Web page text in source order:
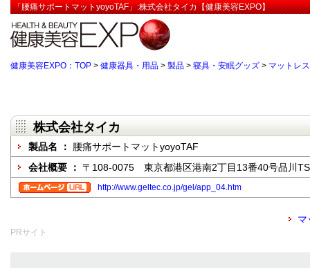
「腰痛サポートマットyoyoTAF」:株式会社タイカ【健康美容EXPO】
健康美容EXPO：TOP > 健康器具・用品 > 製品 > 寝具・安眠グッズ > マットレス
株式会社タイカ
製品名 ： 腰痛サポートマットyoyoTAF
会社概要 ： 〒108-0075 東京都港区港南2丁目13番40号品川
http://www.geltec.co.jp/gel/app_04.htm
マ
PRサイト